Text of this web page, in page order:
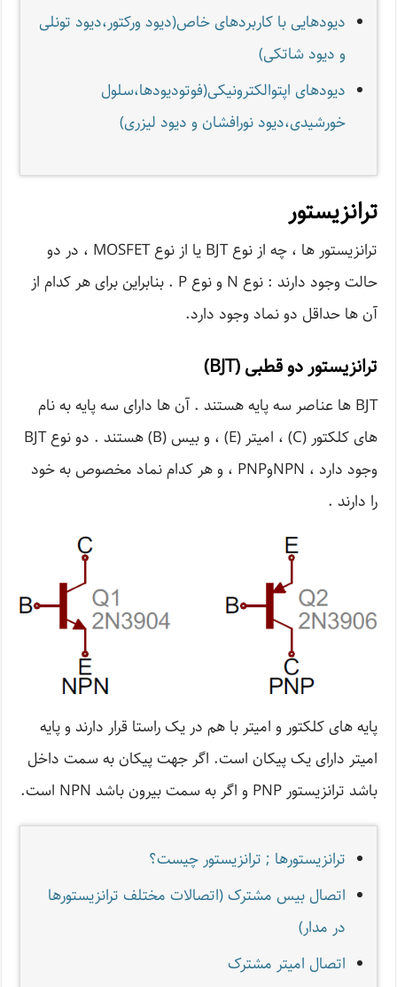
دیودهایی با کاربردهای خاص(دیود ورکتور،دیود تونلی
و دیود شاتکی)
دیودهای اپتوالکترونیکی(فوتودیودها،سلول
خورشیدی،دیود نورافشان و دیود لیزری)
ترانزیستور
ترانزیستور ها ، چه از نوع BJT یا از نوع MOSFET ، در دو
حالت وجود دارند : نوع N و نوع P . بنابراین برای هر کدام از
آن ها حداقل دو نماد وجود دارد.
ترانزیستور دو قطبی (BJT)
BJT ها عناصر سه پایه هستند . آن ها دارای سه پایه به نام
های کلکتور (C) ، امیتر (E) ، و بیس (B) هستند . دو نوع BJT
وجود دارد ، NPNوPNP ، و هر کدام نماد مخصوص به خود
را دارند .
پایه های کلکتور و امیتر با هم در یک راستا قرار دارند و پایه
امیتر دارای یک پیکان است. اگر جهت پیکان به سمت داخل
باشد ترانزیستور PNP و اگر به سمت بیرون باشد NPN است.
ترانزیستور‌ها ; ترانزیستور چیست؟
اتصال بیس مشترک‌ (اتصالات مختلف ترانزیستورها
در مدار)
اتصال امیتر مشترک